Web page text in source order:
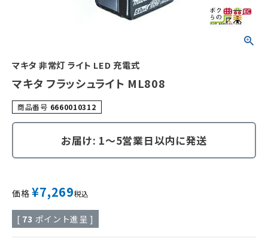
マキタ 非常灯 ライト LED 充電式
マキタ フラッシュライト ML808
商品番号 6660010312
お届け: 1～5営業日以内に発送
価格 ¥7,269税込
[ 73 ポイント進呈 ]